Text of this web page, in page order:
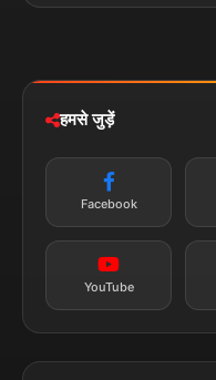
Privacy Policy
पॉलिटिकल
न्यूज़ अलर्ट
सब्सक्राइब करें
हमसे जुड़ें
Facebook
YouTube